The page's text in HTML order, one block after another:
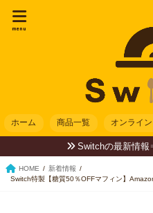
menu
ホーム 商品一覧 オンライ
Switchの最新情報
HOME
新着情報
Switch特製【糖質50％OFFマフィン】